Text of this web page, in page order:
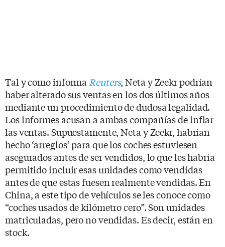
Tal y como informa Reuters, Neta y Zeekr podrían
haber alterado sus ventas en los dos últimos años
mediante un procedimiento de dudosa legalidad.
Los informes acusan a ambas compañías de inflar
las ventas. Supuestamente, Neta y Zeekr, habrían
hecho ‘arreglos’ para que los coches estuviesen
asegurados antes de ser vendidos, lo que les habría
permitido incluir esas unidades como vendidas
antes de que estas fuesen realmente vendidas. En
China, a este tipo de vehículos se les conoce como
“coches usados de kilómetro cero”. Son unidades
matriculadas, pero no vendidas. Es decir, están en
stock.